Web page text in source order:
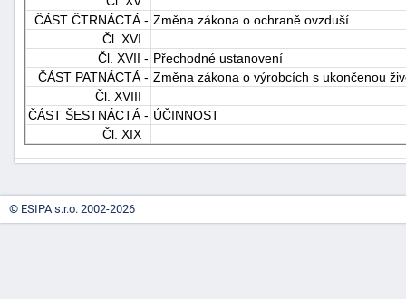
ČÁST ČTRNÁCTÁ - Změna zákona o ochraně ovzduší
Čl. XVI
Čl. XVII - Přechodné ustanovení
ČÁST PATNÁCTÁ - Změna zákona o výrobcích s ukončenou
Čl. XVIII
ČÁST ŠESTNÁCTÁ - ÚČINNOST
Čl. XIX
© ESIPA s.r.o. 2002-2026